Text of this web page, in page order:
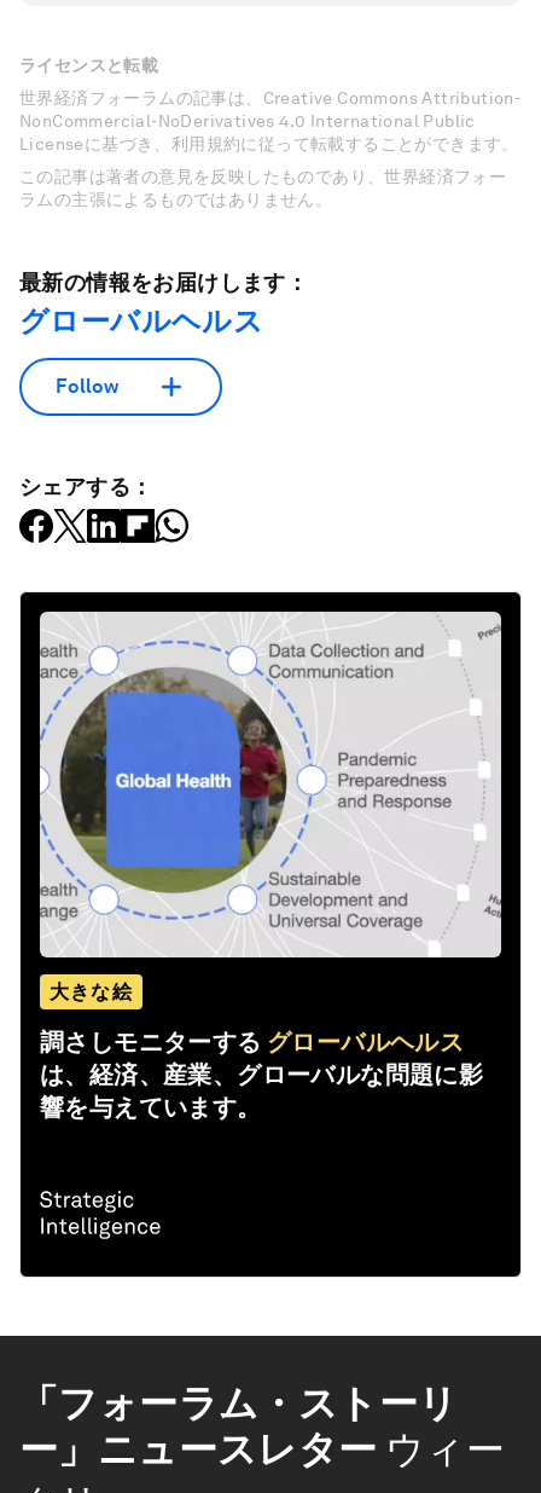
ライセンスと転載
世界経済フォーラムの記事は、Creative Commons Attribution-
NonCommercial-NoDerivatives 4.0 International Public
Licenseに基づき、利用規約に従って転載することができます。
この記事は著者の意見を反映したものであり、世界経済フォー
ラムの主張によるものではありません。
最新の情報をお届けします：
グローバルヘルス
Follow
シェアする：
大きな絵
調さしモニターする グローバルヘルス
は、経済、産業、グローバルな問題に影
響を与えています。
「フォーラム・ストーリ
ー」ニュースレター ウィー